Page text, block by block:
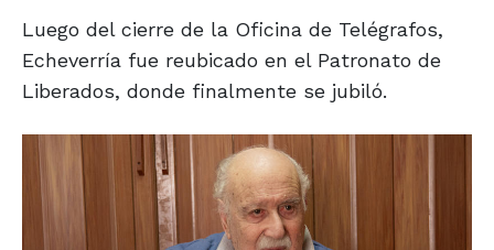
Luego del cierre de la Oficina de Telégrafos,
Echeverría fue reubicado en el Patronato de
Liberados, donde finalmente se jubiló.